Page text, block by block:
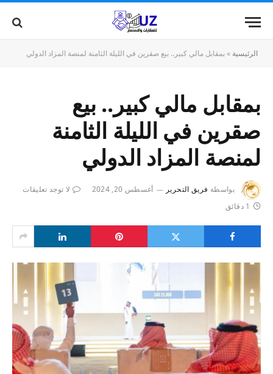
الرئيسية »بمقابل مالي كبير.. بيع صقرين في الليلة الثامنة لمنصة المزاد الدولي
بمقابل مالي كبير.. بيع
صقرين في الليلة الثامنة
لمنصة المزاد الدولي
بواسطة فريق التحرير أغسطس 20, 2024
لا توجد تعليقات
1 دقائق